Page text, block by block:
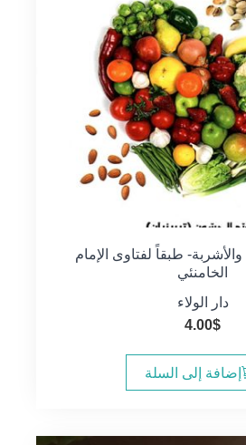
طبقاً لفتاوى الإمام
الخامنئي
دار الولاء
4.00$
إضافة إلى السلة